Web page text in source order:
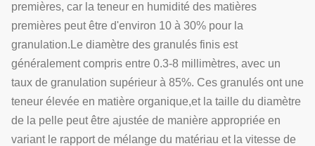
premières, car la teneur en humidité des matières
premières peut être d'environ 10 à 30% pour la
granulation.Le diamètre des granulés finis est
généralement compris entre 0.3-8 millimètres, avec un
taux de granulation supérieur à 85%. Ces granulés ont une
teneur élevée en matière organique,et la taille du diamètre
de la pelle peut être ajustée de manière appropriée en
variant le rapport de mélange du matériau et la vitesse de